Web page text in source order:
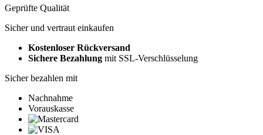
Geprüfte Qualität
Sicher und vertraut einkaufen
Kostenloser Rückversand
Sichere Bezahlung mit SSL-Verschlüsselung
Sicher bezahlen mit
Nachnahme
Vorauskasse